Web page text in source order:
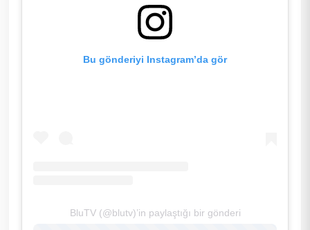
Bu gönderiyi Instagram’da gör
BluTV (@blutv)’in paylaştığı bir gönderi